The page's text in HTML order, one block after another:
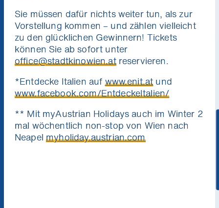
Sie müssen dafür nichts weiter tun, als zur
Vorstellung kommen – und zählen vielleicht
zu den glücklichen Gewinnern! Tickets
können Sie ab sofort unter
office@stadtkinowien.atreservieren.
*Entdecke Italien auf www.enit.at und
www.facebook.com/EntdeckeItalien/
** Mit myAustrian Holidays auch im Winter 2
mal wöchentlich non-stop von Wien nach
Neapelmyholiday.austrian.com
Ich will die News!
Niemand mag Pop Ups. Aber du
wirst unsere Kino News lieben.